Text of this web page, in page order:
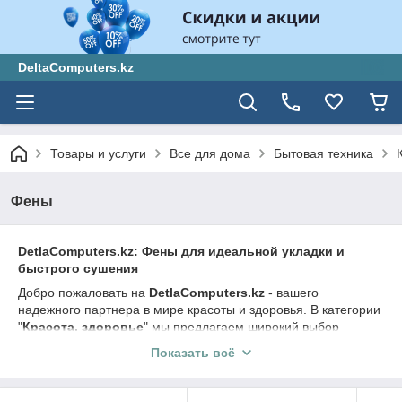
DeltaComputers.kz
Товары и услуги Все для дома Бытовая техника
Фены
DetlaComputers.kz: Фены для идеальной укладки и
быстрого сушения
Добро пожаловать на DetlaComputers.kz - вашего
надежного партнера в мире красоты и здоровья. В категории
"Красота, здоровье" мы предлагаем широкий выбор
идеальную укладку и быстро высушить ваши волосы. Наши
Показать всё